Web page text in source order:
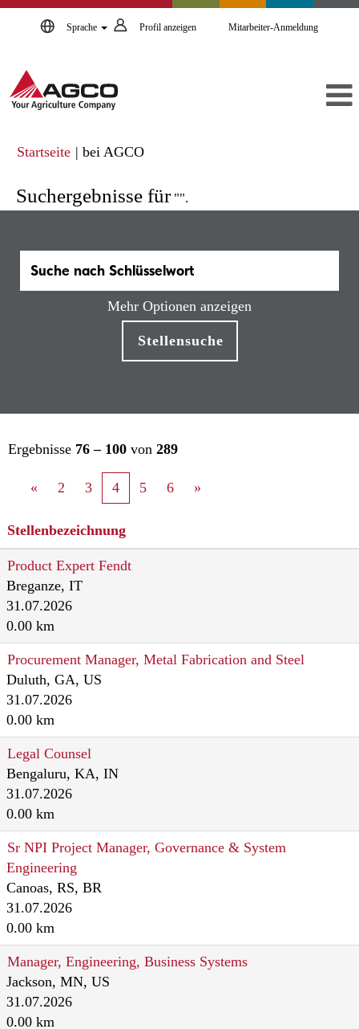
Sprache Profil anzeigen Mitarbeiter-Anmeldung
Startseite | bei AGCO(aktuelle
Suchergebnisse für"".
Mehr Optionen anzeigen
Ergebnisse 76 – 100 von 289
« 2 3 4 5 6 »
Stellenbezeichnung
Product Expert Fendt
Breganze, IT
31.07.2026
0.00 km
Procurement Manager, Metal Fabrication and Steel
Duluth, GA, US
31.07.2026
0.00 km
Legal Counsel
Bengaluru, KA, IN
31.07.2026
0.00 km
Sr NPI Project Manager, Governance & System
Engineering
Canoas, RS, BR
31.07.2026
0.00 km
Manager, Engineering, Business Systems
Jackson, MN, US
31.07.2026
0.00 km